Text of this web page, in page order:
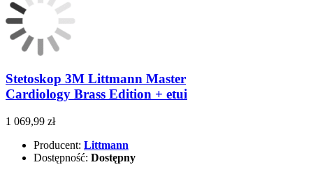
Stetoskop 3M Littmann Master
Cardiology Brass Edition + etui
1 069,99 zł
Producent: Littmann
Dostępność: Dostępny